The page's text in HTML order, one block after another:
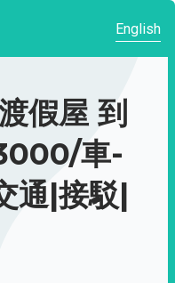
English
假屋 到
車-
通|接駁|